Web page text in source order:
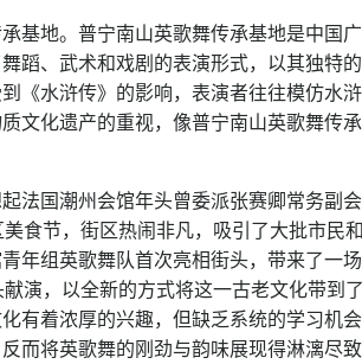
基地。普宁南山英歌舞传承基地是中
蹈、武术和戏剧的表演形式，以其独
《水浒传》的影响，表演者往往模仿
文化遗产的重视，像普宁南山英歌舞
法国潮州会馆年头曾委派张赛卿常务
食节，街区热闹非凡，吸引了大批市
组英歌舞队首次亮相街头，带来了一
演，以全新的方式将这一古老文化带
有着浓厚的兴趣，但缺乏系统的学习
而将英歌舞的刚劲与韵味展现得淋漓